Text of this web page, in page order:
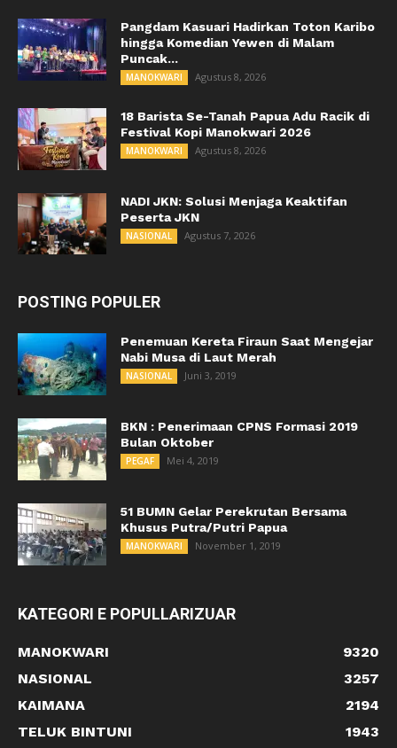
Pangdam Kasuari Hadirkan Toton Karibo
hingga Komedian Yewen di Malam
Puncak...
MANOKWARI Agustus 8, 2026
18 Barista Se-Tanah Papua Adu Racik di
Festival Kopi Manokwari 2026
MANOKWARI Agustus 8, 2026
NADI JKN: Solusi Menjaga Keaktifan
Peserta JKN
NASIONAL Agustus 7, 2026
POSTING POPULER
Penemuan Kereta Firaun Saat Mengejar
Nabi Musa di Laut Merah
NASIONAL Juni 3, 2019
BKN : Penerimaan CPNS Formasi 2019
Bulan Oktober
PEGAF Mei 4, 2019
51 BUMN Gelar Perekrutan Bersama
Khusus Putra/Putri Papua
MANOKWARI November 1, 2019
KATEGORI E POPULLARIZUAR
MANOKWARI
9320
NASIONAL
3257
KAIMANA
2194
TELUK BINTUNI
1943